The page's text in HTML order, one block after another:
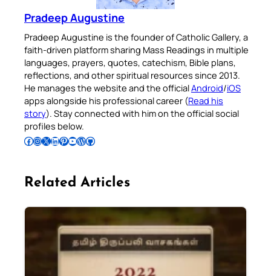
Pradeep Augustine
Pradeep Augustine is the founder of Catholic Gallery, a
faith-driven platform sharing Mass Readings in multiple
languages, prayers, quotes, catechism, Bible plans,
reflections, and other spiritual resources since 2013.
He manages the website and the officialAndroid/iOS
apps alongside his professional career (Read his
story). Stay connected with him on the official social
profiles below.
Follow Pradeep on Facebook Follow Pradeep on InstagramFollow Pradeep on X Follow Pradeep on LinkedIn Follow Pradeep on Pinterest Subscribe to Pradeep’s Youtube Channel Follow Pradeep on WordPress Follow Pradeep on GitHub
Related Articles